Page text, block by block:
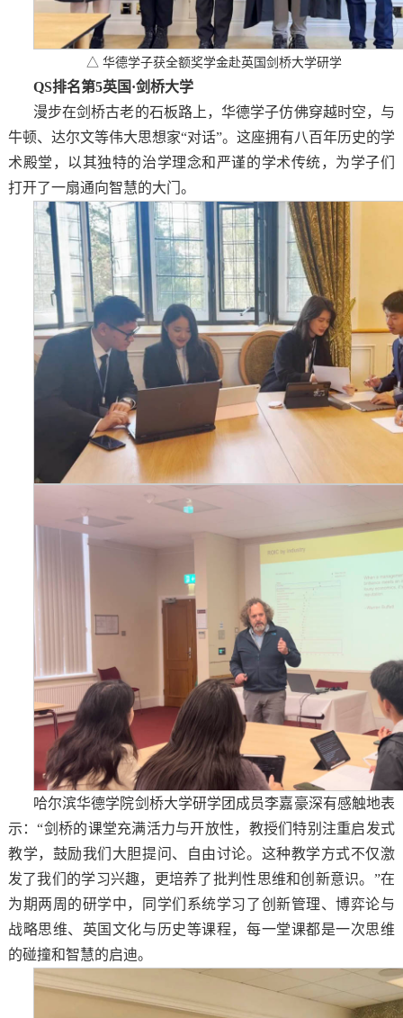
△ 华德学子获全额奖学金赴英国剑桥大学研学
QS排名第5英国·剑桥大学
漫步在剑桥古老的石板路上，华德学子仿佛穿越时空，与
牛顿、达尔文等伟大思想家“对话”。这座拥有八百年历史的学
术殿堂，以其独特的治学理念和严谨的学术传统，为学子们
打开了一扇通向智慧的大门。
哈尔滨华德学院剑桥大学研学团成员李嘉豪深有感触地表
示：“剑桥的课堂充满活力与开放性，教授们特别注重启发式
教学，鼓励我们大胆提问、自由讨论。这种教学方式不仅激
发了我们的学习兴趣，更培养了批判性思维和创新意识。”在
为期两周的研学中，同学们系统学习了创新管理、博弈论与
战略思维、英国文化与历史等课程，每一堂课都是一次思维
的碰撞和智慧的启迪。